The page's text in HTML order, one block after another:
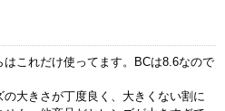
これだけ使ってます。BCは8.6なので
大きさが丁度良く、大きくない割に